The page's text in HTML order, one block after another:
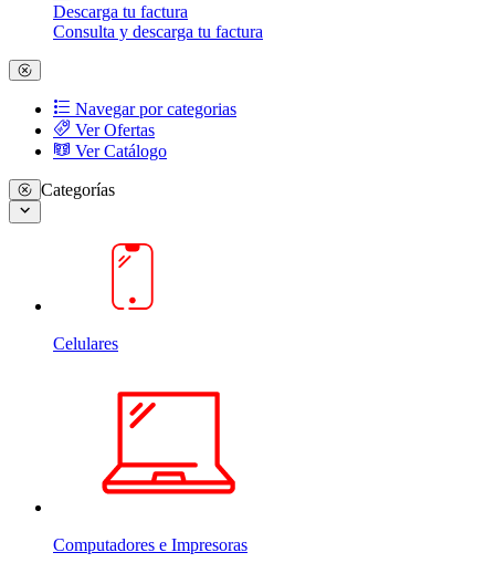
Descarga tu factura
Consulta y descarga tu factura
Navegar por categorias
Ver Ofertas
Ver Catálogo
Categorías
Celulares
Computadores e Impresoras